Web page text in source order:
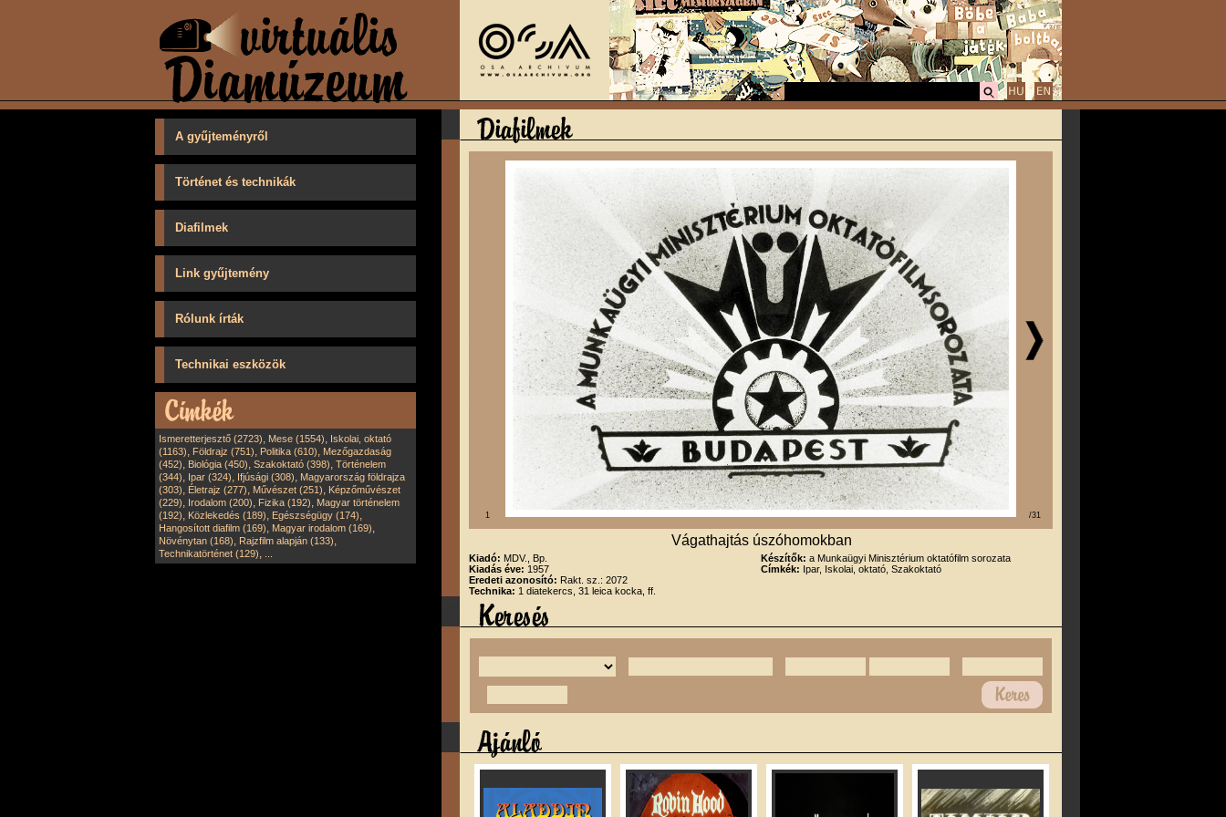
A gyűjteményről
Történet és technikák
Diafilmek
Link gyűjtemény
Rólunk írták
Technikai eszközök
Ismeretterjesztő (2723), Mese (1554), Iskolai, oktató
(1163), Földrajz (751), Politika (610), Mezőgazdaság
(452), Biológia (450), Szakoktató (398), Történelem
(344), Ipar (324), Ifjúsági (308), Magyarország földrajza
(303), Életrajz (277), Művészet (251), Képzőművészet
(229), Irodalom (200), Fizika (192), Magyar történelem
(192), Közlekedés (189), Egészségügy (174),
Hangosított diafilm (169), Magyar irodalom (169),
Növénytan (168), Rajzfilm alapján (133),
Technikatörténet (129),
1 /31
Vágathajtás úszóhomokban
Kiadó: MDV., Bp.
Kiadás éve: 1957
Eredeti azonosító: Rakt. sz.: 2072
Technika: 1 diatekercs, 31 leica kocka, ff.
Készítők: a Munkaügyi Minisztérium oktatófilm sorozata
Címkék: Ipar, Iskolai, oktató, Szakoktató